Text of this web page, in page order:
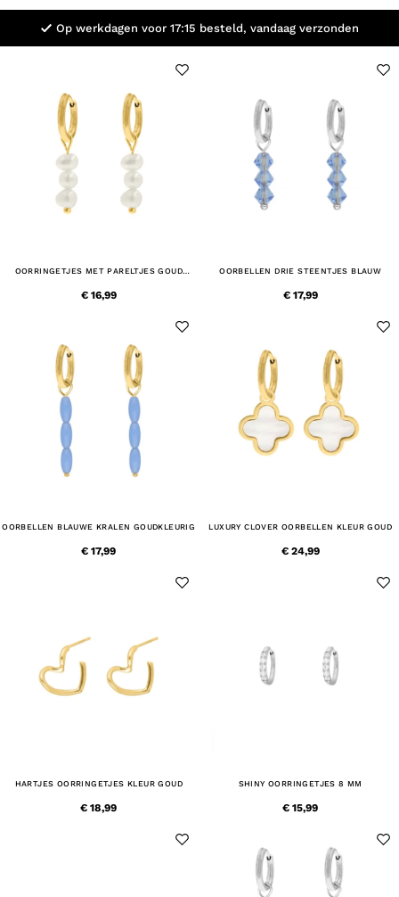
Op werkdagen voor 17:15 besteld, vandaag verzonden
OORRINGETJES MET PARELTJES GOUD
€ 16,99
OORBELLEN DRIE STEENTJES BLAUW
€ 17,99
OORBELLEN BLAUWE KRALEN GOUDKLEURIG
€ 17,99
LUXURY CLOVER OORBELLEN KLEUR GOUD
€ 24,99
HARTJES OORRINGETJES KLEUR GOUD
€ 18,99
SHINY OORRINGETJES 8 MM
€ 15,99